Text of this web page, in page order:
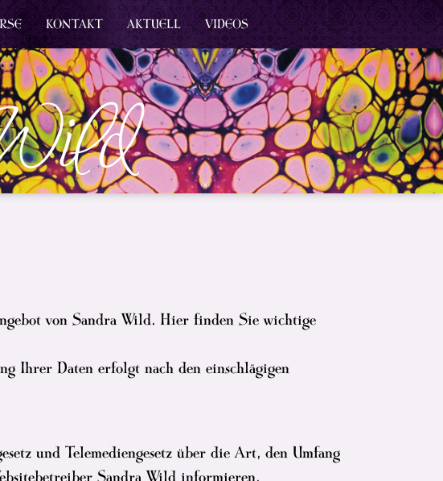
KONTAKT AKTUELL VIDEOS
von Sandra Wild. Hier finden Sie wichtige
Ihrer Daten erfolgt nach den einschlägigen
und Telemediengesetz über die Art, den Umfang
Sandra Wild informieren.